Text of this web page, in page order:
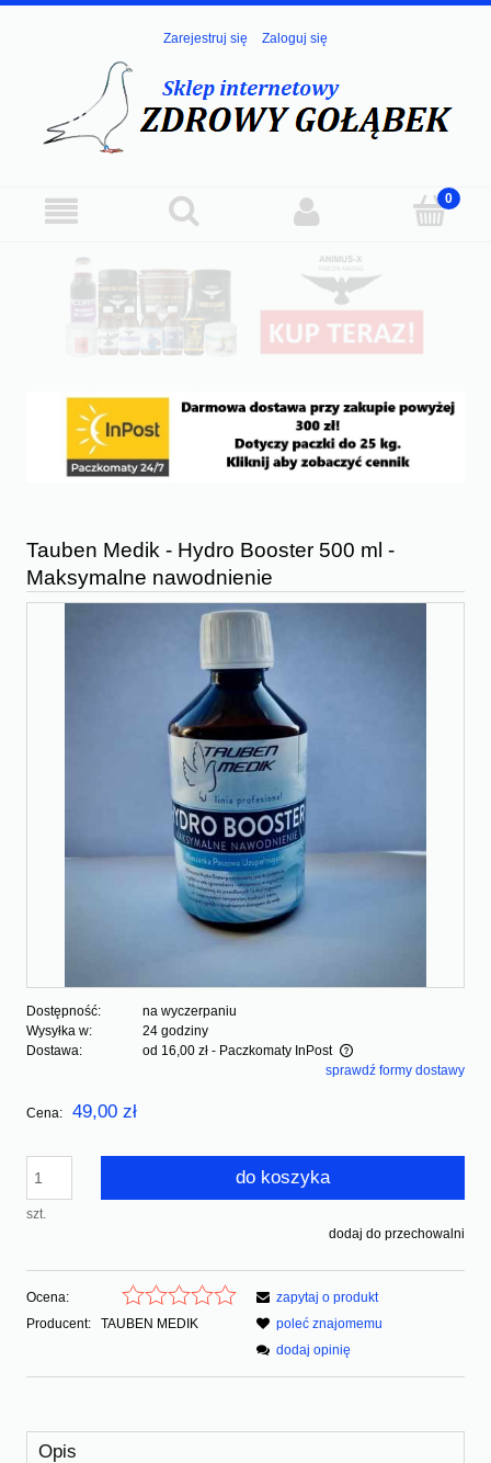
Zarejestruj się Zaloguj się
Tauben Medik - Hydro Booster 500 ml -
Maksymalne nawodnienie
Dostępność:
na wyczerpaniu
Wysyłka w:
24 godziny
Dostawa:
od 16,00 zł - Paczkomaty InPost
Cena nie zawiera ewentualnych kosztów płatnościsprawdź formy dostawy
Cena: 49,00 zł
szt.
do koszyka
dodaj do przechowalni
Ocena:
Producent:
TAUBEN MEDIK
zapytaj o produkt
poleć znajomemu
dodaj opinię
Opis